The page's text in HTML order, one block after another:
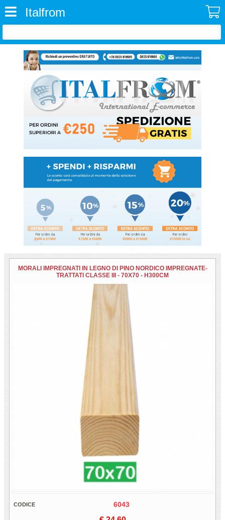
Italfrom
MORALI IMPREGNATI IN LEGNO DI PINO NORDICO IMPREGNATE-
TRATTATI CLASSE III - 70X70 - H300CM
CODICE 6043